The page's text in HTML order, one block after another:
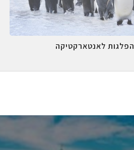
הפלגות לאנטארקטיקה